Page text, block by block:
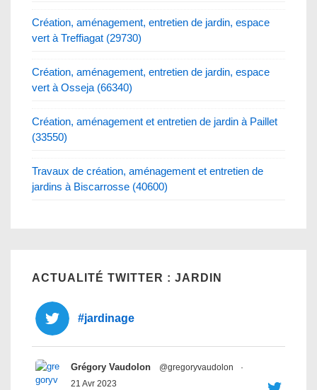
Création, aménagement, entretien de jardin, espace
vert à Treffiagat (29730)
Création, aménagement, entretien de jardin, espace
vert à Osseja (66340)
Création, aménagement et entretien de jardin à Paillet
(33550)
Travaux de création, aménagement et entretien de
jardins à Biscarrosse (40600)
ACTUALITÉ TWITTER : JARDIN
#jardinage
Grégory Vaudolon @gregoryvaudolon
·
21 Avr 2023